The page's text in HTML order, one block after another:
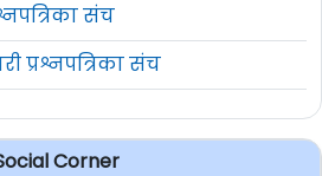
Click Here
PDF Click Here
www.psbindia.com
संच
प्रश्नपत्रिका संच
Corner